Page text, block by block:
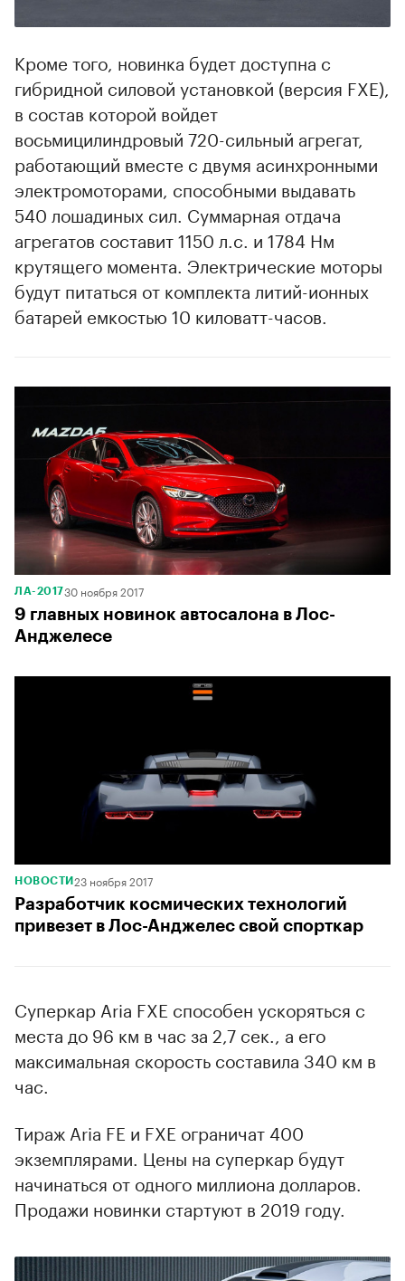
Кроме того, новинка будет доступна с
гибридной силовой установкой (версия FXE),
в состав которой войдет
восьмицилиндровый 720-сильный агрегат,
работающий вместе с двумя асинхронными
электромоторами, способными выдавать
540 лошадиных сил. Суммарная отдача
агрегатов составит 1150 л.с. и 1784 Нм
крутящего момента. Электрические моторы
будут питаться от комплекта литий-ионных
батарей емкостью 10 киловатт-часов.
ЛА-201730 ноября 2017
9 главных новинок автосалона в Лос-
Анджелесе
НОВОСТИ 23 ноября 2017
Разработчик космических технологий
привезет в Лос-Анджелес свой спорткар
Суперкар Aria FXE способен ускоряться с
места до 96 км в час за 2,7 сек., а его
максимальная скорость составила 340 км в
час.
Тираж Aria FE и FXE ограничат 400
экземплярами. Цены на суперкар будут
начинаться от одного миллиона долларов.
Продажи новинки стартуют в 2019 году.